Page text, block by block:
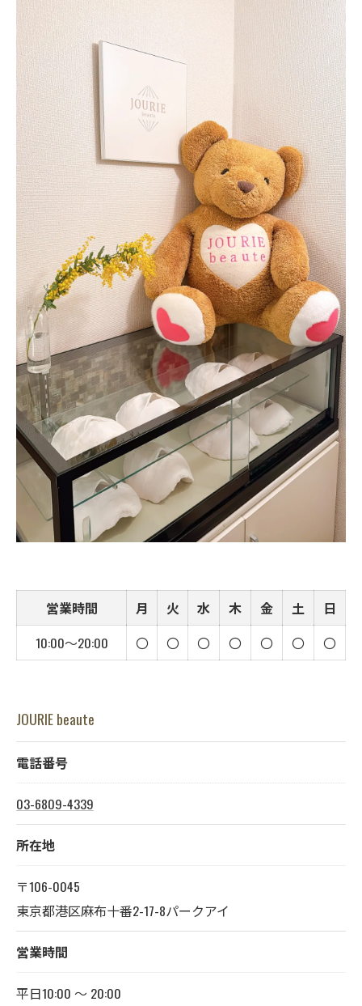
営業時間 月 火 水 木 金 土
日
10:00〜20:00
〇 〇 〇 〇 〇 〇 〇
JOURIE beaute
電話番号
03-6809-4339
所在地
〒106-0045
東京都港区麻布十番2-17-8パークアイ
営業時間
平日10:00 〜 20:00